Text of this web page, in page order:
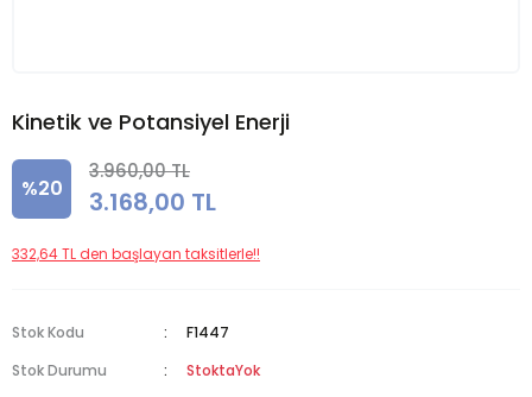
Kinetik ve Potansiyel Enerji
%20
3.960,00 TL
3.168,00 TL
332,64 TL den başlayan taksitlerle!!
Stok Kodu
F1447
Stok Durumu
StoktaYok